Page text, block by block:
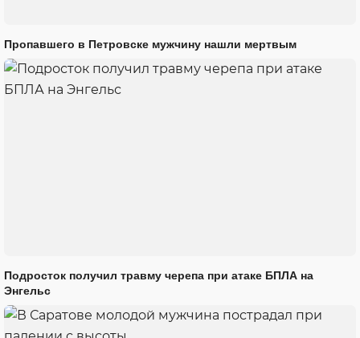
Пропавшего в Петровске мужчину нашли мертвым
Подросток получил травму черепа при атаке БПЛА на
Энгельс